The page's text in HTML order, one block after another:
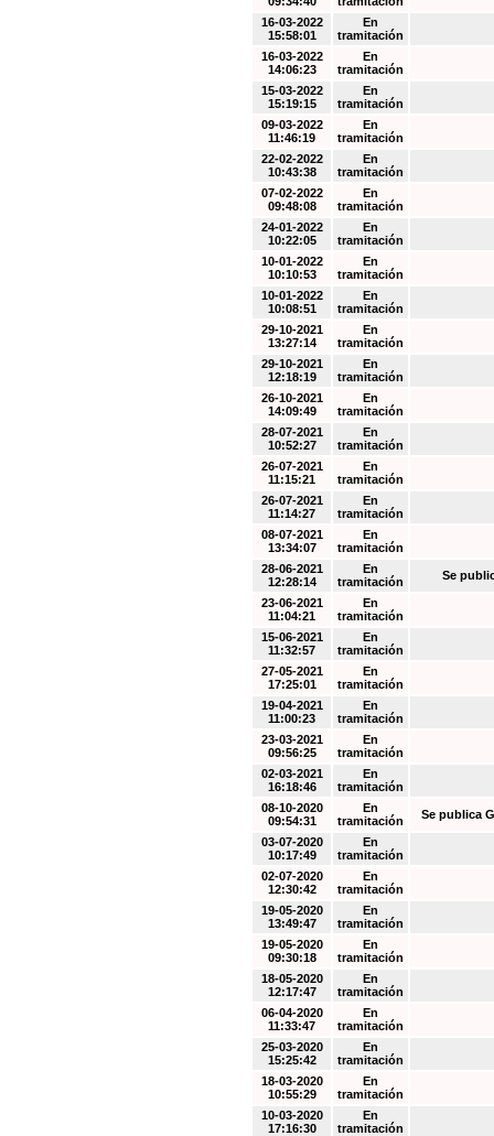
16-03-2022
15:58:01
En
tramitación
16-03-2022
14:06:23
En
tramitación
15-03-2022
15:19:15
En
tramitación
09-03-2022
11:46:19
En
tramitación
22-02-2022
10:43:38
En
tramitación
07-02-2022
09:48:08
En
tramitación
24-01-2022
10:22:05
En
tramitación
10-01-2022
10:10:53
En
tramitación
10-01-2022
10:08:51
En
tramitación
29-10-2021
13:27:14
En
tramitación
29-10-2021
12:18:19
En
tramitación
26-10-2021
14:09:49
En
tramitación
28-07-2021
10:52:27
En
tramitación
26-07-2021
11:15:21
En
tramitación
26-07-2021
11:14:27
En
tramitación
08-07-2021
13:34:07
En
tramitación
28-06-2021
12:28:14
En
tramitación
Se
23-06-2021
11:04:21
En
tramitación
15-06-2021
11:32:57
En
tramitación
27-05-2021
17:25:01
En
tramitación
19-04-2021
11:00:23
En
tramitación
23-03-2021
09:56:25
En
tramitación
02-03-2021
16:18:46
En
tramitación
08-10-2020
09:54:31
En
tramitación
Se publica
03-07-2020
10:17:49
En
tramitación
02-07-2020
12:30:42
En
tramitación
19-05-2020
13:49:47
En
tramitación
19-05-2020
09:30:18
En
tramitación
18-05-2020
12:17:47
En
tramitación
06-04-2020
11:33:47
En
tramitación
25-03-2020
15:25:42
En
tramitación
18-03-2020
10:55:29
En
tramitación
10-03-2020
17:16:30
En
tramitación